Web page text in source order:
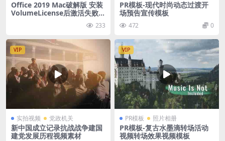
Office 2019 Mac破解版 安装
VolumeLicense后激活失败的
233
PR模板-现代时尚动态过渡开
场预告宣传模板
472 0
VIP
实拍视频 党政机关
新中国成立记录抗战战争建国
建党发展历程视频素材
VIP
PR模板 照片相册
PR模板-复古水墨滴转场活动
视频转场效果视频模板